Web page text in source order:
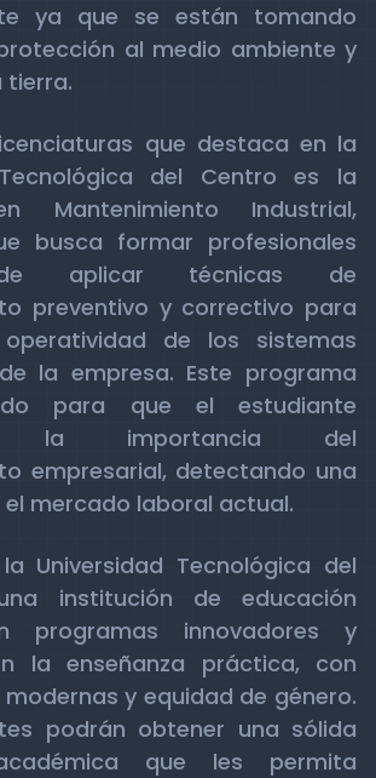
ya que se están tomando
al medio ambiente y
tierra.
que destaca en la
del Centro es la
Mantenimiento Industrial,
busca formar profesionales
aplicar técnicas de
preventivo y correctivo para
de los sistemas
la empresa. Este programa
para que el estudiante
la importancia del
empresarial, detectando una
el mercado laboral actual.
Universidad Tecnológica del
institución de educación
programas innovadores y
la enseñanza práctica, con
y equidad de género.
podrán obtener una sólida
que les permita